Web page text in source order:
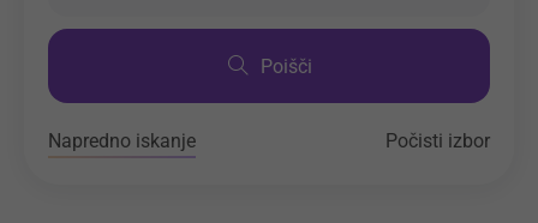
Poišči
Napredno iskanje Počisti izbor